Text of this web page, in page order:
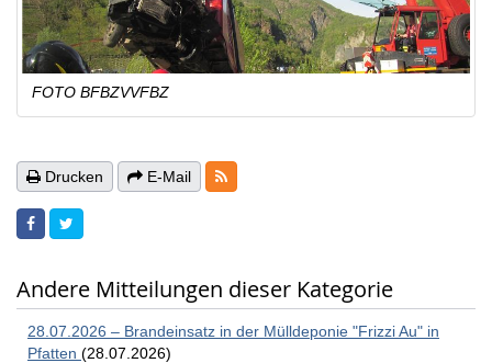
FOTO BFBZVVFBZ
Drucken E-Mail RSS-Feeds
Andere Mitteilungen dieser Kategorie
28.07.2026 – Brandeinsatz in der Mülldeponie "Frizzi Au" in
Pfatten (28.07.2026)